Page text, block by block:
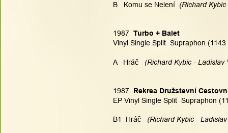
B   Komu se Nelení
(Richard Kybic
1987 Turbo + Balet
Vinyl Single Split  Supraphon
A   Hráč
(Richard Kybic - Ladislav
1987 Rekrea Družstevní
EP Vinyl Single Split  Supraphon
B1  Hráč
(Richard Kybic -